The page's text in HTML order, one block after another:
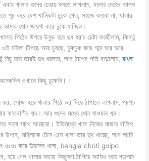
এবার খালার গুদের চেরায় ঘসতে লাগলাম, খালার দেহের কাপন
পুচ করে বেশ খানিকটা ঢুকে গেল, সহজে বলবো না, খালার
আমার ধোন জায়গা করে ঢুকে যাচ্ছিল।
পিঠের উপরে উবুড় হয়ে দুধ ধরার চেষ্টা করছীলাম, কিন্তু
মহিলা টিপছে আর চুষছে, চুকচুক করে শব্দে ঘরে ভরে
হয়ে তারই দুধ ধরলাম, আর ঠাপের গতি বাড়ালাম,বাংলা
ওখানে কিছু ঢুকেনি।।
সোজা হয়ে খালার পিঠে ভর দিয়ে ঠাপাতে লাগলাম, পচপচ
কাতরাণীর শব্দ। আর গুদের মধ্যে ধোন যাওয়ার শব্দ।
সাথে সাথে আমারো। ইতিমধ্যে খালা নিজের মাজায় বালিশ
উপরে, মহিলাকে টেনে এনে খালা তার দুধ খাচ্ছে, আর আমি
ওঃওঃ করে উঠলেন খালা, bangla choti golpo
হয়ে গেল খালার আরো কিছুক্ষণ ঠাপিয়ে আমিও শুয়ে পড়লাম